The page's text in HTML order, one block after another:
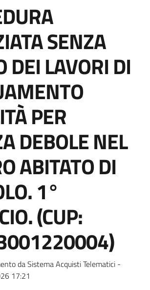
SENZA
DEI LAVORI DI
PER
DEBOLE NEL
ABITATO DI
1°
(CUP:
da Sistema Acquisti Telematici -
17:21